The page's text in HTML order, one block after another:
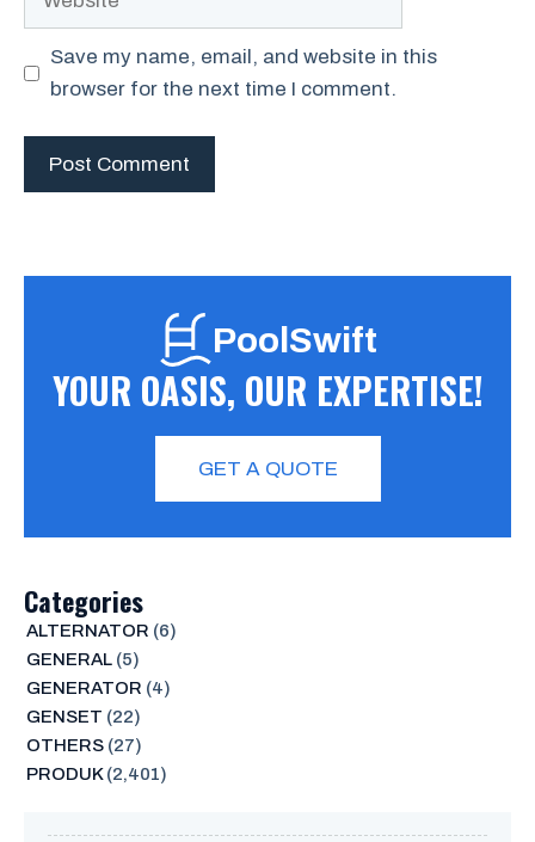
Save my name, email, and website in this
browser for the next time I comment.
PoolSwift
YOUR OASIS, OUR EXPERTISE!
GET A QUOTE
Categories
ALTERNATOR (6)
GENERAL(5)
GENERATOR (4)
GENSET (22)
OTHERS(27)
PRODUK(2,401)